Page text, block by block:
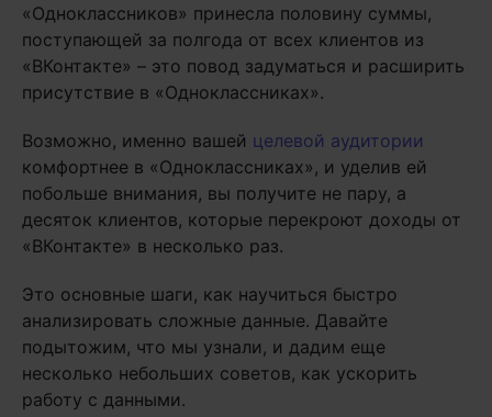
«Одноклассников» принесла половину суммы,
поступающей за полгода от всех клиентов из
«ВКонтакте» – это повод задуматься и расширить
присутствие в «Одноклассниках».
Возможно, именно вашей целевой аудитории
комфортнее в «Одноклассниках», и уделив ей
побольше внимания, вы получите не пару, а
десяток клиентов, которые перекроют доходы от
«ВКонтакте» в несколько раз.
Это основные шаги, как научиться быстро
анализировать сложные данные. Давайте
подытожим, что мы узнали, и дадим еще
несколько небольших советов, как ускорить
работу с данными.